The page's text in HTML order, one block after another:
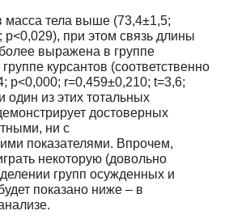
масса тела выше (73,4±1,5;
p<0,029), при этом связь длины
выражена в группе
курсантов (соответственно
p<0,000; r=0,459±0,210; t=3,6;
один из этих тотальных
достоверных
ни с
показателями. Впрочем,
некоторую (довольно
групп осужденных и
показано ниже – в